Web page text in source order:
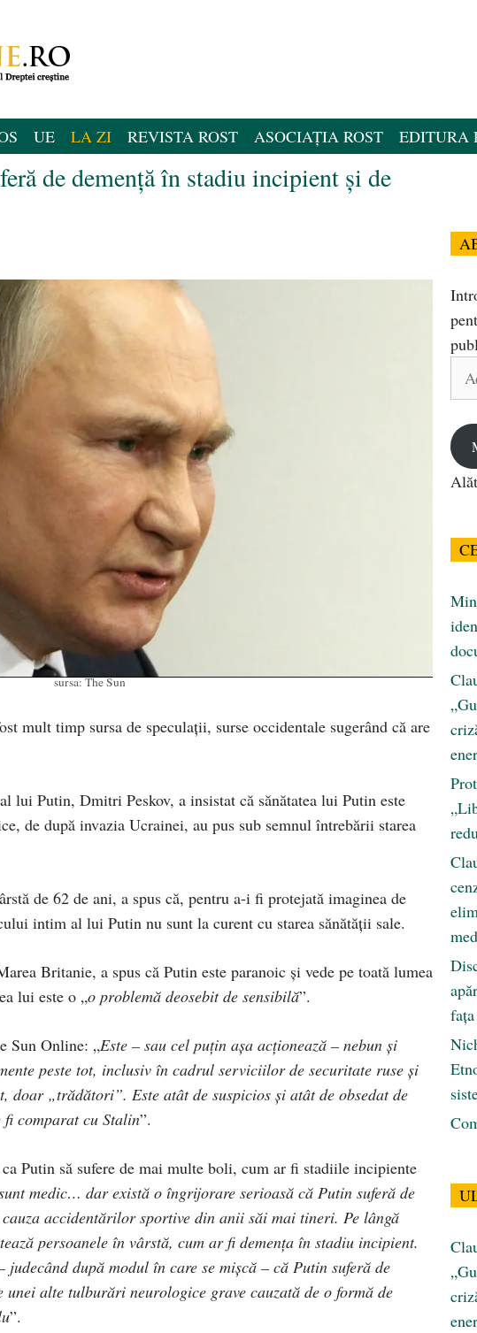
UE LA ZI REVISTA ROST ASOCIAȚIA ROST EDITURA
de demență în stadiu incipient și de
sursa: The Sun
mult timp sursa de speculații, surse occidentale sugerând că are
lui Putin, Dmitri Peskov, a insistat că sănătatea lui Putin este
de după invazia Ucrainei, au pus sub semnul întrebării starea
de 62 de ani, a spus că, pentru a-i fi protejată imaginea de
intim al lui Putin nu sunt la curent cu starea sănătății sale.
Britanie, a spus că Putin este paranoic și vede pe toată lumea
lui este o „o problemă deosebit de sensibilă”.
Sun Online: „Este – sau cel puțin așa acționează – nebun și
peste tot, inclusiv în cadrul serviciilor de securitate ruse și
„trădători”. Este atât de suspicios și atât de obsedat de
comparat cu Stalin”.
Putin să sufere de mai multe boli, cum ar fi stadiile incipiente
medic… dar există o îngrijorare serioasă că Putin suferă de
accidentărilor sportive din anii săi mai tineri. Pe lângă
persoanele în vârstă, cum ar fi demența în stadiu incipient.
după modul în care se mișcă – că Putin suferă de
alte tulburări neurologice grave cauzată de o formă de
”.